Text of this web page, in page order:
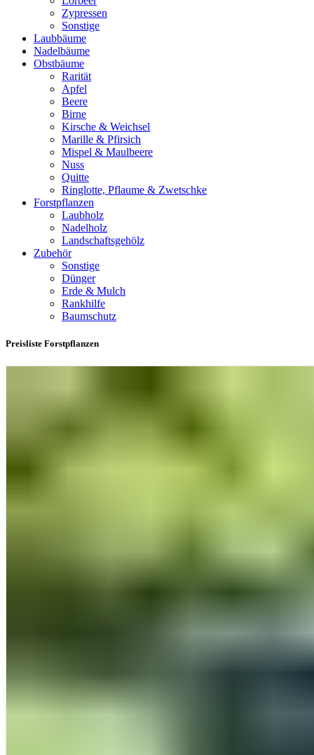
Zypressen
Sonstige
Laubbäume
Nadelbäume
Obstbäume
Rarität
Apfel
Beere
Birne
Kirsche & Weichsel
Marille & Pfirsich
Mispel & Maulbeere
Nuss
Quitte
Ringlotte, Pflaume & Zwetschke
Forstpflanzen
Laubholz
Nadelholz
Landschaftsgehölz
Zubehör
Sonstige
Dünger
Erde & Mulch
Rankhilfe
Baumschutz
Preisliste Forstpflanzen